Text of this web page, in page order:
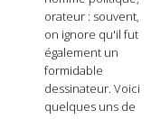
orateur : souvent,
on ignore qu'il fut
également un
formidable
dessinateur. Voici
quelques uns de